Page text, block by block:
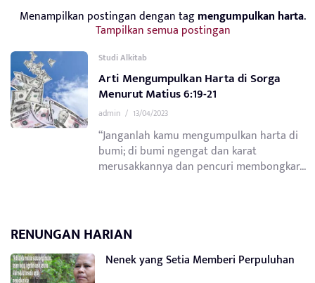
Menampilkan postingan dengan tagmengumpulkan harta.
Tampilkan semua postingan
Studi Alkitab
Arti Mengumpulkan Harta di Sorga
Menurut Matius 6:19-21
admin / 13/04/2023
“Janganlah kamu mengumpulkan harta di
bumi; di bumi ngengat dan karat
merusakkannya dan pencuri membongkar...
RENUNGAN HARIAN
Nenek yang Setia Memberi Perpuluhan